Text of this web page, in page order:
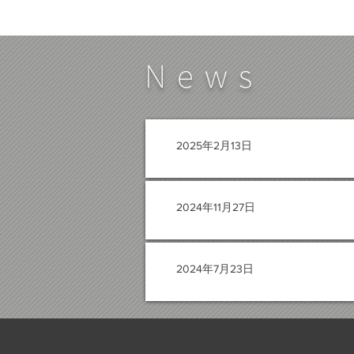
News
2025年2月13日
2024年11月27日
2024年7月23日